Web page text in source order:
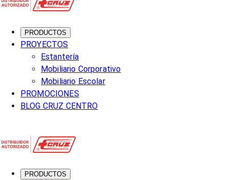
PRODUCTOS
PROYECTOS
Estantería
Mobiliario Corporativo
Mobiliario Escolar
PROMOCIONES
BLOG CRUZ CENTRO
PRODUCTOS